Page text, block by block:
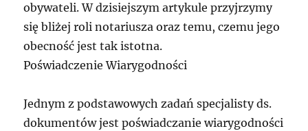
obywateli. W dzisiejszym artykule przyjrzymy
się bliżej roli notariusza oraz temu, czemu jego
obecność jest tak istotna.
Poświadczenie Wiarygodności
Jednym z podstawowych zadań specjalisty ds.
dokumentów jest poświadczanie wiarygodności